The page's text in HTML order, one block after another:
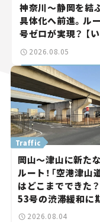
神奈川～静岡を結
具体化へ前進。ル
号ゼロが実現？ 【
2026.08.05
Traffic
岡山～津山に新た
ルート！「空港津山
はどこまでできた
53号の渋滞緩和に期
岡山市側でも動きが
2026.08.04